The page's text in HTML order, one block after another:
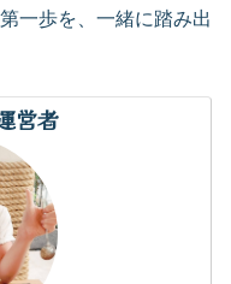
一歩を、一緒に踏み出
営者